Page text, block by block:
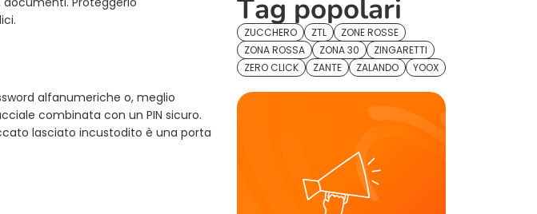
alfanumeriche o, meglio
combinata con un PIN sicuro.
lasciato incustodito è una porta
Tag popolari
ZUCCHERO ZTL
ZONE ROSSE
ZONA ROSSA
ZONA 30
ZINGARETTI
ZERO CLICK
ZANTE ZALANDO YOOX